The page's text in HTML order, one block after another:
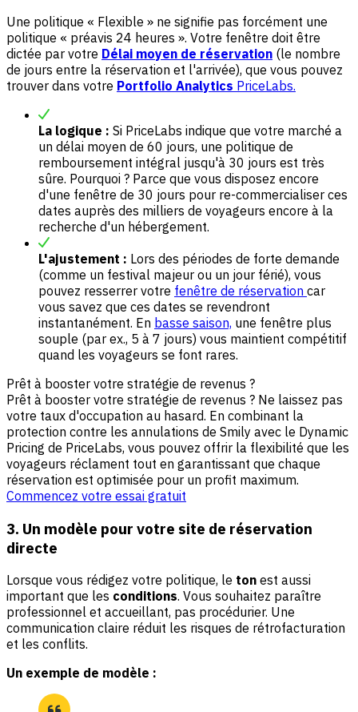
Une politique « Flexible » ne signifie pas forcément une
politique « préavis 24 heures ». Votre fenêtre doit être
dictée par votre Délai moyen de réservation (le nombre
de jours entre la réservation et l'arrivée), que vous pouvez
trouver dans votre Portfolio Analytics PriceLabs.
La logique : Si PriceLabs indique que votre marché a
un délai moyen de 60 jours, une politique de
remboursement intégral jusqu'à 30 jours est très
sûre. Pourquoi ? Parce que vous disposez encore
d'une fenêtre de 30 jours pour re-commercialiser ces
dates auprès des milliers de voyageurs encore à la
recherche d'un hébergement.
L'ajustement : Lors des périodes de forte demande
(comme un festival majeur ou un jour férié), vous
pouvez resserrer votre fenêtre de réservation car
vous savez que ces dates se revendront
instantanément. En basse saison, une fenêtre plus
souple (par ex., 5 à 7 jours) vous maintient compétitif
quand les voyageurs se font rares.
Prêt à booster votre stratégie de revenus ?
Prêt à booster votre stratégie de revenus ? Ne laissez pas
votre taux d'occupation au hasard. En combinant la
protection contre les annulations de Smily avec le Dynamic
Pricing de PriceLabs, vous pouvez offrir la flexibilité que les
voyageurs réclament tout en garantissant que chaque
réservation est optimisée pour un profit maximum.
Commencez votre essai gratuit
3. Un modèle pour votre site de réservation
directe
Lorsque vous rédigez votre politique, le ton est aussi
important que les conditions. Vous souhaitez paraître
professionnel et accueillant, pas procédurier. Une
communication claire réduit les risques de rétrofacturation
et les conflits.
Un exemple de modèle :